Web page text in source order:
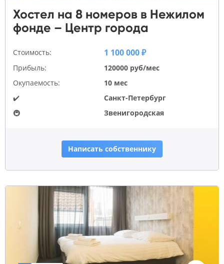
Хостел на 8 номеров в Нежилом
фонде – Центр города
Стоимость: 1 100 000 ₽
Прибыль:
120000 руб/мес
Окупаемость:
10 мес
✔️
Санкт-Петербург
🚇
Звенигородская
Написать собственнику